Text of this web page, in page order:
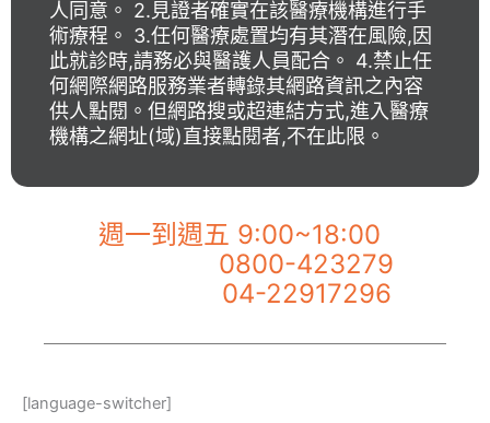
人同意。 2.見證者確實在該醫療機構進行手
術療程。 3.任何醫療處置均有其潛在風險,因
此就診時,請務必與醫護人員配合。 4.禁止任
何網際網路服務業者轉錄其網路資訊之內容
供人點閱。但網路搜或超連結方式,進入醫療
機構之網址(域)直接點閱者,不在此限。
週一到週五 9:00~18:00
0800-423279
04-22917296
[language-switcher]